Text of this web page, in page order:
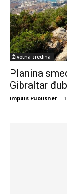
Životna sredina
Planina
Gibraltar
Impuls Publisher -